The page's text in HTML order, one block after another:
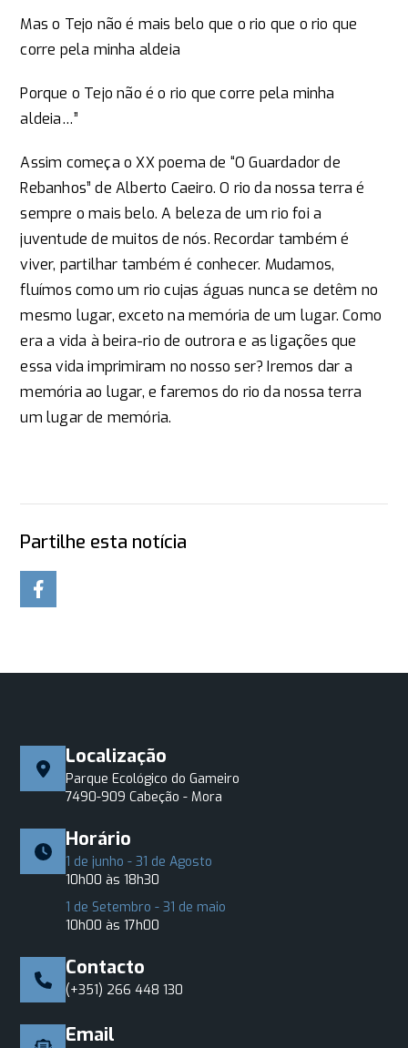
Mas o Tejo não é mais belo que o rio que o rio que
corre pela minha aldeia
Porque o Tejo não é o rio que corre pela minha
aldeia…”
Assim começa o XX poema de “O Guardador de
Rebanhos” de Alberto Caeiro. O rio da nossa terra é
sempre o mais belo. A beleza de um rio foi a
juventude de muitos de nós. Recordar também é
viver, partilhar também é conhecer. Mudamos,
fluímos como um rio cujas águas nunca se detêm no
mesmo lugar, exceto na memória de um lugar. Como
era a vida à beira-rio de outrora e as ligações que
essa vida imprimiram no nosso ser? Iremos dar a
memória ao lugar, e faremos do rio da nossa terra
um lugar de memória.
Partilhe esta notícia
Localização
Parque Ecológico do Gameiro
7490-909 Cabeção - Mora
Horário
1 de junho - 31 de Agosto
10h00 às 18h30
1 de Setembro - 31 de maio
10h00 às 17h00
Contacto
(+351) 266 448 130
Email